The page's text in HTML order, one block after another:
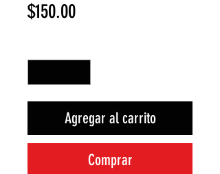
$150.00Precio
Agregar al carrito
Comprar